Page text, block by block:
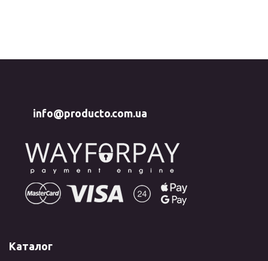
info@producto.com.ua
Каталог